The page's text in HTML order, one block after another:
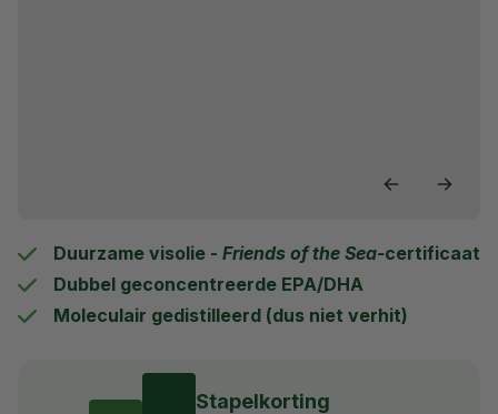
25% korting bij 3
30% korting bij 4
Duurzame visolie - Friends of the Sea-certificaat
Dubbel geconcentreerde EPA/DHA
Moleculair gedistilleerd (dus niet verhit)
Stapelkorting